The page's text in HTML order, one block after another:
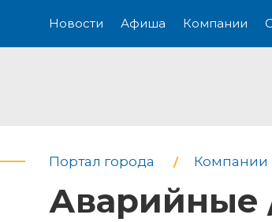
Новости Афиша Компании
Портал города Компании
Аварийные